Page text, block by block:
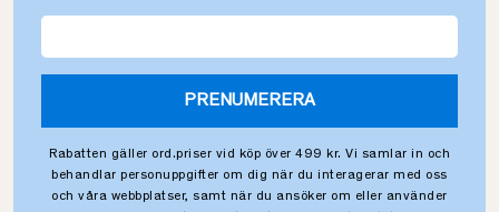
PRENUMERERA
Rabatten gäller ord.priser vid köp över 499 kr. Vi samlar in och
behandlar personuppgifter om dig när du interagerar med oss
och våra webbplatser, samt när du ansöker om eller använder